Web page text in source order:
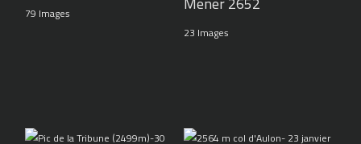
79 Images
23 Images